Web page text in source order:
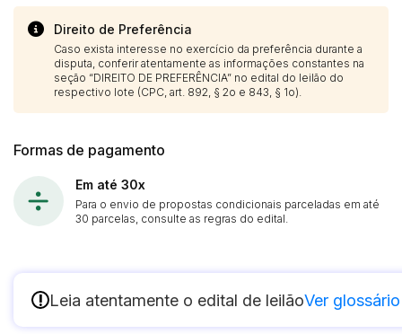
Direito de Preferência
Caso exista interesse no exercício da preferência durante a
disputa, conferir atentamente as informações constantes na
seção “DIREITO DE PREFERÊNCIA” no edital do leilão do
respectivo lote (CPC, art. 892, § 2o e 843, § 1o).
Formas de pagamento
Em até 30x
Para o envio de propostas condicionais parceladas em até
30 parcelas, consulte as regras do edital.
! Leia atentamente o edital de leilãoVer